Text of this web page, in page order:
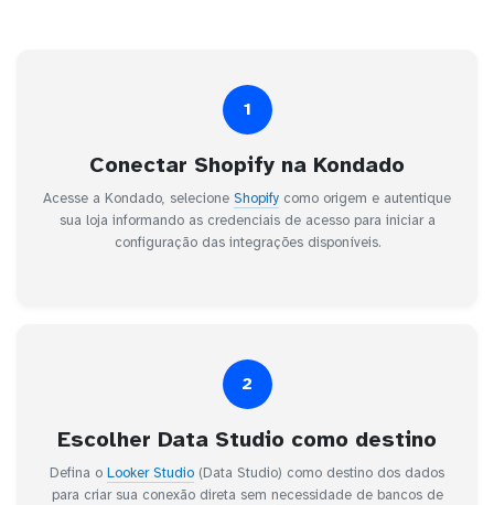
1
Conectar Shopify na Kondado
Acesse a Kondado, selecione Shopify como origem e autentique
sua loja informando as credenciais de acesso para iniciar a
configuração das integrações disponíveis.
2
Escolher Data Studio como destino
Defina o Looker Studio (Data Studio) como destino dos dados
para criar sua conexão direta sem necessidade de bancos de